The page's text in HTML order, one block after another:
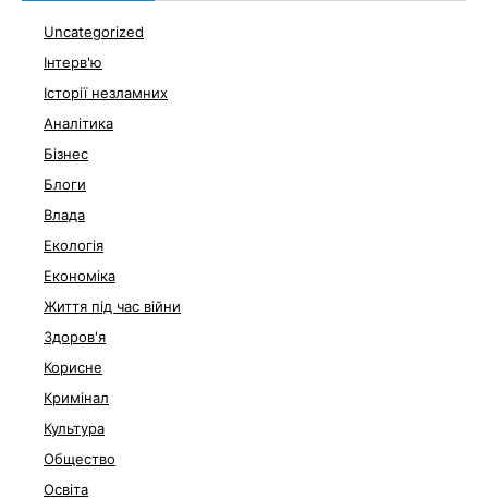
Uncategorized
Інтерв'ю
Історії незламних
Аналітика
Бізнес
Блоги
Влада
Екологія
Економіка
Життя під час війни
Здоров'я
Корисне
Кримінал
Культура
Общество
Освіта